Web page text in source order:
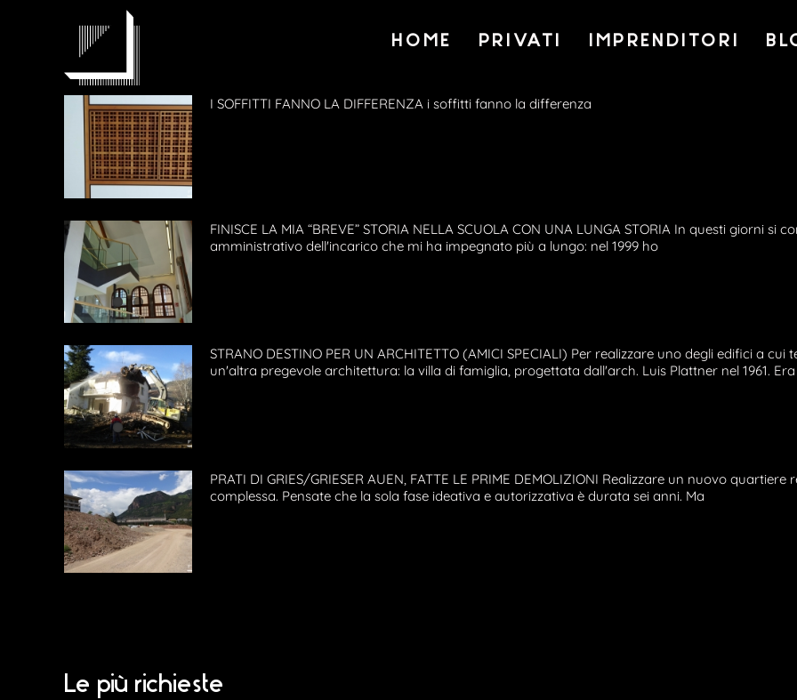
contenuto
HOME PRIVATI IMPRENDITORI
I SOFFITTI FANNO LA DIFFERENZA i soffitti fanno la differenza
FINISCE LA MIA “BREVE” STORIA NELLA SCUOLA CON UNA LUNGA STORIA In questi giorni
amministrativo dell'incarico che mi ha impegnato più a lungo: nel 1999 ho
STRANO DESTINO PER UN ARCHITETTO (AMICI SPECIALI) Per realizzare uno degli edifici a
un'altra pregevole architettura: la villa di famiglia, progettata dall'arch. Luis Plattner nel 1961. Era
PRATI DI GRIES/GRIESER AUEN, FATTE LE PRIME DEMOLIZIONI Realizzare un nuovo
complessa. Pensate che la sola fase ideativa e autorizzativa è durata sei anni. Ma
Le più richieste